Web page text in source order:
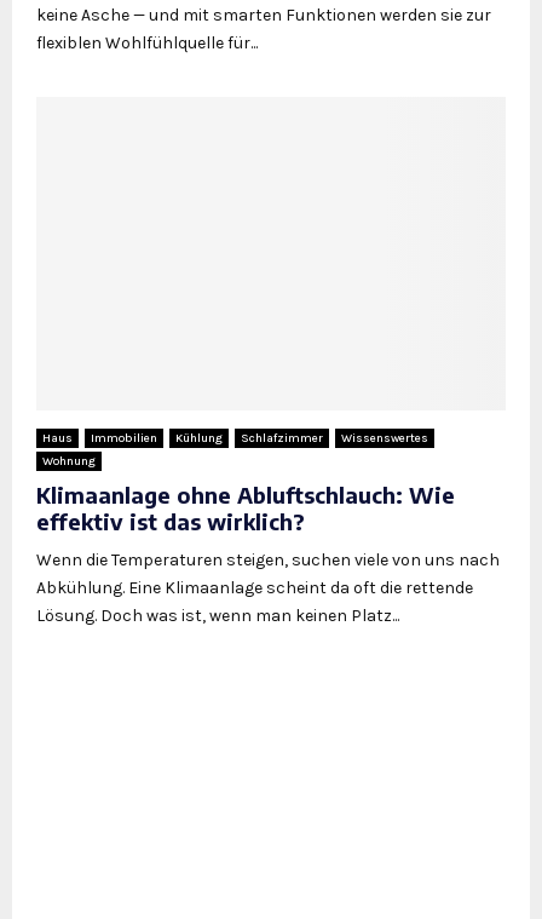
keine Asche — und mit smarten Funktionen werden sie zur
flexiblen Wohlfühlquelle für...
Haus Immobilien Kühlung Schlafzimmer
Wissenswertes
Wohnung
Klimaanlage ohne Abluftschlauch: Wie
effektiv ist das wirklich?
Wenn die Temperaturen steigen, suchen viele von uns nach
Abkühlung. Eine Klimaanlage scheint da oft die rettende
Lösung. Doch was ist, wenn man keinen Platz...